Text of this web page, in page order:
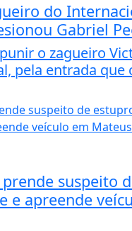
do
Gabriel
o zagueiro
pela entrada que
suspeito
e apreende